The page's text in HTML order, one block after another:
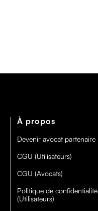
À propos
Devenir avocat partenaire
CGU (Utilisateurs)
CGU (Avocats)
Politique de confidentialité
(Utilisateurs)